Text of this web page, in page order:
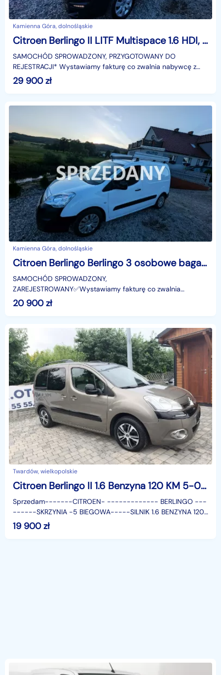
Kamienna Góra, dolnośląskie
Citroen Berlingo II LITF Multispace 1.6 HDI, Panoramadach Nawiewy Ledy
SAMOCHÓD SPROWADZONY, PRZYGOTOWANY DO
REJESTRACJI* Wystawiamy fakturę co zwalnia nabywcę z
podatku (2%) w Urzędzie Skarbowym!Citroen Berlingo
Multispace Auto z
29 900zł
Kamienna Góra, dolnośląskie
Citroen Berlingo Berlingo 3 osobowe bagażnik dachowy z rolką
SAMOCHÓD SPROWADZONY,
ZAREJESTROWANY✅️️Wystawiamy fakturę co zwalnia
nabywcę z podatku (2%) w Urzędzie Skarbowym!- - - - - -
- - - - - - - - - - - - - - - - - -
20 900zł
Twardów, wielkopolskie
Citroen Berlingo II 1.6 Benzyna 120 KM 5-0sobowy Oryginalny Przebieg
Sprzedam-------CITROEN- ------------- BERLINGO ---
------SKRZYNIA -5 BIEGOWA-----SILNIK 1.6 BENZYNA 120
KMSamochód sprowadzony w Idealnym stanie zarówno
technic
19 900zł